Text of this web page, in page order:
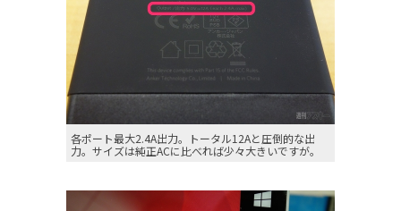
各ポート最大2.4A出力。トータル12Aと圧倒的な出
力。サイズは純正ACに比べれば少々大きいですが。